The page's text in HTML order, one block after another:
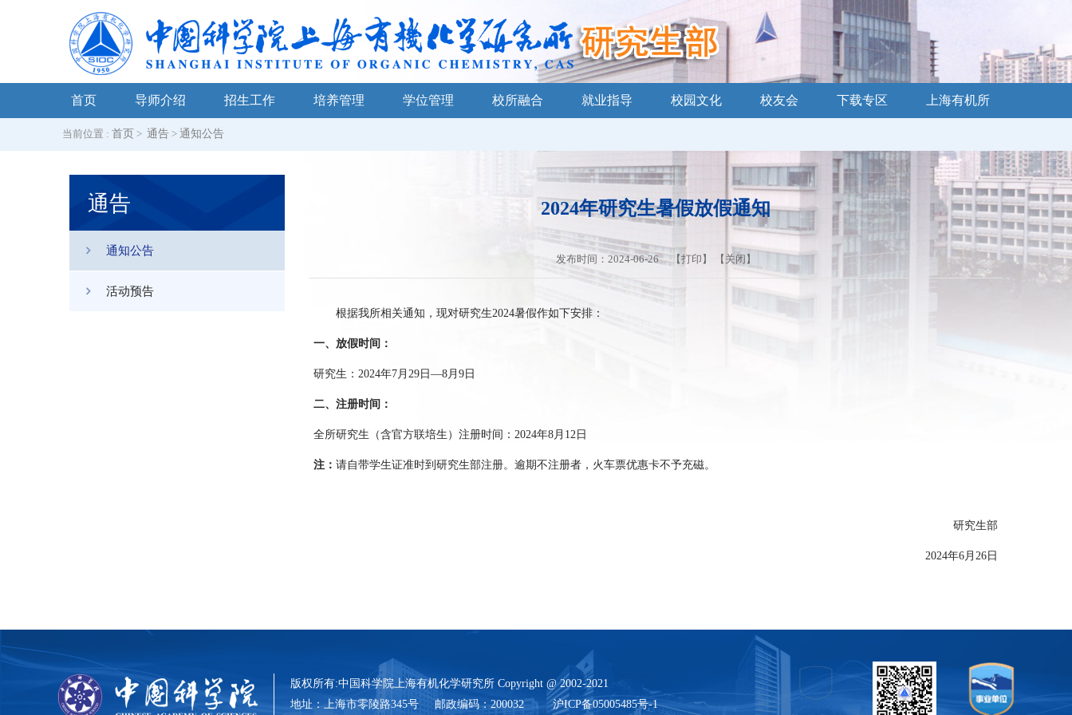
首页 导师介绍 招生工作 培养管理 学位管理 校所融合 就业指导 校园文化 校友会 下载专区 上海有机所
当前位置 : 首页 > 通告> 通知公告
通告
通知公告
活动预告
2024年研究生暑假放假通知
发布时间：2024-06-26 【打印 】 【 关闭 】
根据我所相关通知，现对研究生2024暑假作如下安排：
一、放假时间：
研究生：2024年7月29日—8月9日
二、注册时间：
全所研究生（含官方联培生）注册时间：2024年8月12日
注： 请自带学生证准时到研究生部注册。逾期不注册者，火车票优惠卡不予充磁。
研究生部
2024年6月26日
版权所有:中国科学院上海有机化学研究所 Copyright @ 2002-2021
地址：上海市零陵路345号 邮政编码：200032 沪ICP备05005485号-1